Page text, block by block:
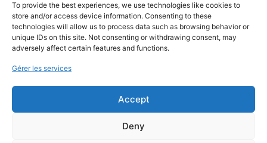
To provide the best experiences, we use technologies like cookies to
store and/or access device information. Consenting to these
technologies will allow us to process data such as browsing behavior or
unique IDs on this site. Not consenting or withdrawing consent, may
adversely affect certain features and functions.
Gérer les services
Accept
Deny
© 2025Multisens VR– Dispositif de relaxation multisensorielle
Politique de confidentialité•
est disponible 24h/24 pour répondre à vos